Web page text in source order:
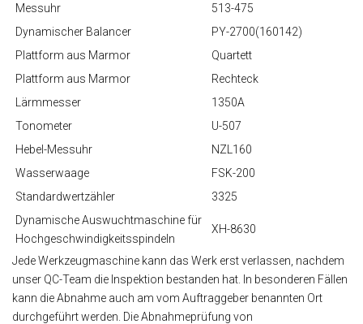
Messuhr
513-475
Dynamischer Balancer
PY-2700(160142)
Plattform aus Marmor
Quartett
Plattform aus Marmor
Rechteck
Lärmmesser
1350A
Tonometer
U-507
Hebel-Messuhr
NZL160
Wasserwaage
FSK-200
Standardwertzähler
3325
Dynamische Auswuchtmaschine für
Hochgeschwindigkeitsspindeln
XH-8630
Jede Werkzeugmaschine kann das Werk erst verlassen, nachdem
unser QC-Team die Inspektion bestanden hat. In besonderen Fällen
kann die Abnahme auch am vom Auftraggeber benannten Ort
durchgeführt werden. Die Abnahmeprüfung von